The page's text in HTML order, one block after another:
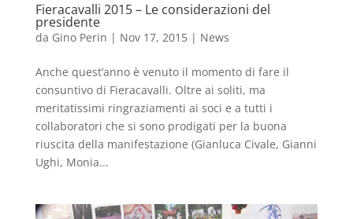
Fieracavalli 2015 – Le considerazioni del
presidente
da Gino Perin | Nov 17, 2015| News
Anche quest’anno è venuto il momento di fare il
consuntivo di Fieracavalli. Oltre ai soliti, ma
meritatissimi ringraziamenti ai soci e a tutti i
collaboratori che si sono prodigati per la buona
riuscita della manifestazione (Gianluca Civale, Gianni
Ughi, Monia...